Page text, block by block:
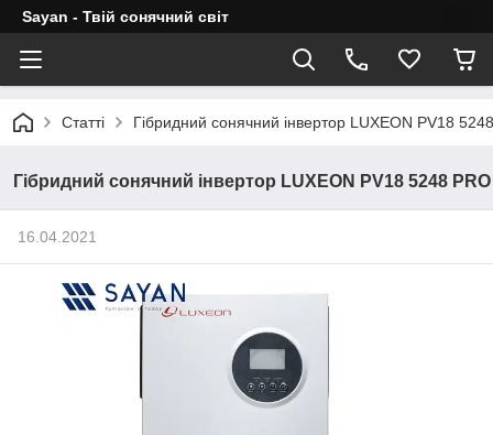
Sayan - Твій сонячний світ
Статті Гібридний сонячний інвертор LUXEON PV18
Гібридний сонячний інвертор LUXEON PV18 5248 PRO
16.04.2021